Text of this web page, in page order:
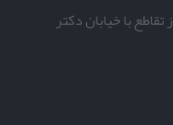
با خیابان دکتر